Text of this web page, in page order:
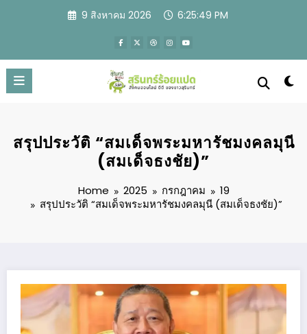
9 สิงหาคม 2026 6:25:50 PM
สรุปประวัติ “สมเด็จพระมหารัชมงคลมุนี
(สมเด็จธงชัย)”
Home 2025 กรกฎาคม
19
สรุปประวัติ “สมเด็จพระมหารัชมงคลมุนี (สมเด็จธงชัย)”